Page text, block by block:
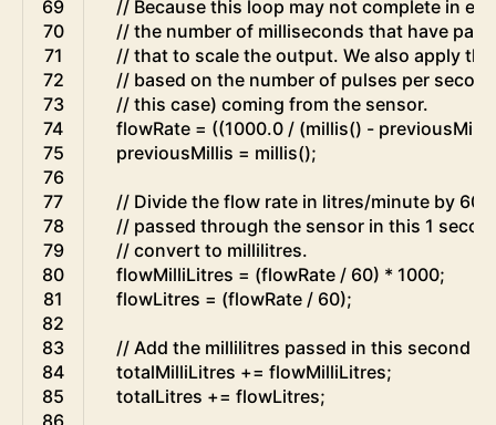
69
70
71
72
73
74
75
76
77
78
79
80
81
82
83
84
85
86
// Because this loop may not complete in
// the number of milliseconds that have
// that to scale the output. We also apply
// based on the number of pulses per
// this case) coming from the sensor.
flowRate = ((1000.0 / (millis() - previousMillis
previousMillis = millis();
// Divide the flow rate in litres/minute by 60
// passed through the sensor in this 1
// convert to millilitres.
flowMilliLitres = (flowRate / 60) * 1000;
flowLitres = (flowRate / 60);
// Add the millilitres passed in this second
totalMilliLitres += flowMilliLitres;
totalLitres += flowLitres;